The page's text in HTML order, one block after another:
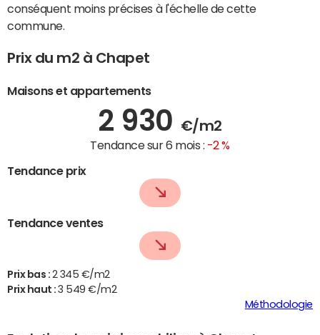
conséquent moins précises à l'échelle de cette
commune.
Prix du m2 à Chapet
Maisons et appartements
2 930 €/m2
Tendance sur 6 mois : -2 %
Tendance prix
Tendance ventes
Prix bas : 2 345 €/m2
Prix haut :3 549 €/m2
Méthodologie